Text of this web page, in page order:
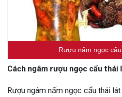
Rượu nấm ngọc
Cách ngâm rượu ngọc cẩu thái
Rượu ngâm nấm ngọc cẩu thái